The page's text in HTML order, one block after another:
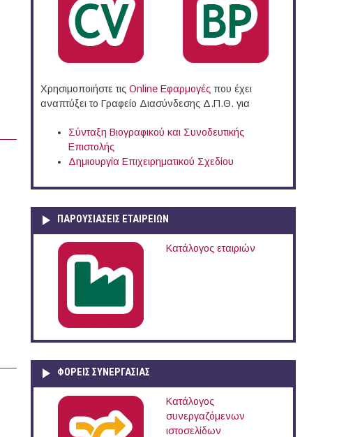
Χρησιμοποιήστε τις Online Eφαρμογές που έχει
αναπτύξει το Γραφείο Διασύνδεσης Δ.Π.Θ. για
Σύνταξη Βιογραφικού και Συνοδευτικής
Επιστολής
Δημιουργία Επιχειρηματικού Σχεδίου
ΠΑΡΟΥΣΙΆΣΕΙΣ ΕΤΑΙΡΕΙΏΝ
Κατάλογος εταιριών
ΦΟΡΕΙΣ ΣΥΝΕΡΓΑΣΙΑΣ
Κατάλογος
συνεργαζόμενων
ιστοσελίδων